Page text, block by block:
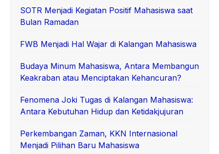
SOTR Menjadi Kegiatan Positif Mahasiswa saat
Bulan Ramadan
FWB Menjadi Hal Wajar di Kalangan Mahasiswa
Budaya Minum Mahasiswa, Antara Membangun
Keakraban atau Menciptakan Kehancuran?
Fenomena Joki Tugas di Kalangan Mahasiswa:
Antara Kebutuhan Hidup dan Ketidakjujuran
Perkembangan Zaman, KKN Internasional
Menjadi Pilihan Baru Mahasiswa